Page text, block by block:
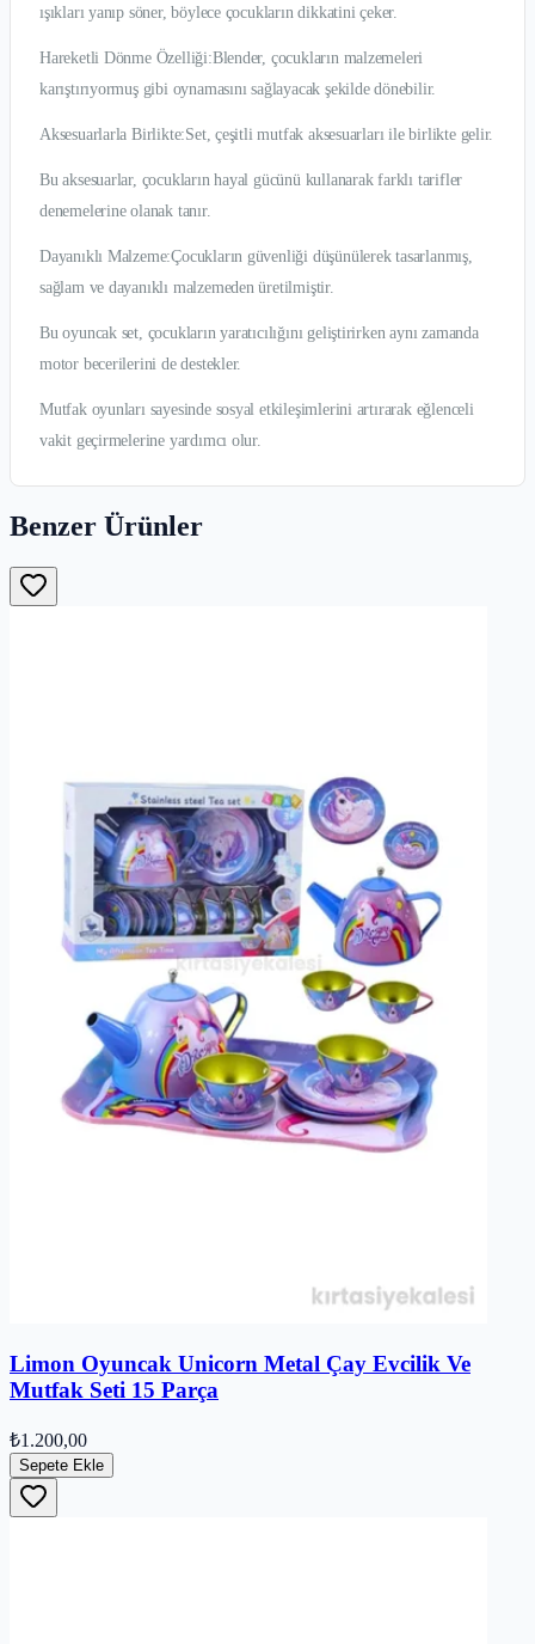
ışıkları yanıp söner, böylece çocukların dikkatini çeker.
Hareketli Dönme Özelliği:Blender, çocukların malzemeleri
karıştırıyormuş gibi oynamasını sağlayacak şekilde dönebilir.
Aksesuarlarla Birlikte:Set, çeşitli mutfak aksesuarları ile birlikte gelir.
Bu aksesuarlar, çocukların hayal gücünü kullanarak farklı tarifler
denemelerine olanak tanır.
Dayanıklı Malzeme:Çocukların güvenliği düşünülerek tasarlanmış,
sağlam ve dayanıklı malzemeden üretilmiştir.
Bu oyuncak set, çocukların yaratıcılığını geliştirirken aynı zamanda
motor becerilerini de destekler.
Mutfak oyunları sayesinde sosyal etkileşimlerini artırarak eğlenceli
vakit geçirmelerine yardımcı olur.
Benzer Ürünler
Limon Oyuncak Unicorn Metal Çay Evcilik Ve
Mutfak Seti 15 Parça
₺1.200,00
Sepete Ekle